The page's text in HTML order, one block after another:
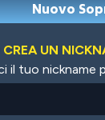
CREA UN
il tuo nickname